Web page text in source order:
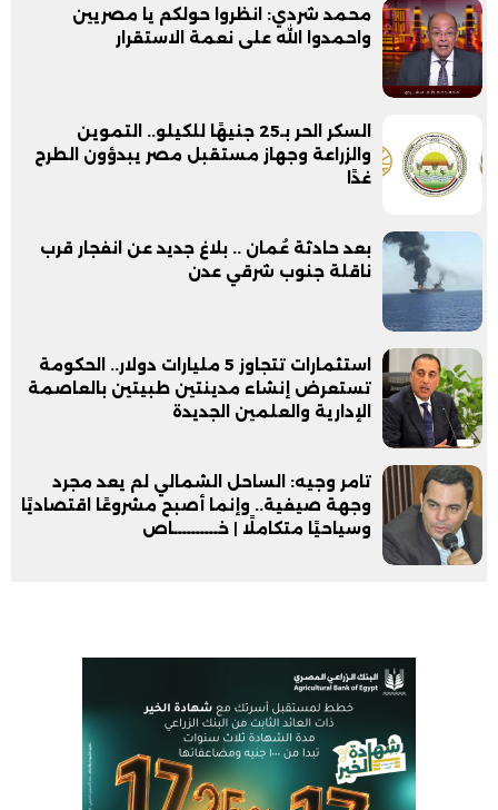
محمد شردي: انظروا حولكم يا مصريين
واحمدوا الله على نعمة الاستقرار
السكر الحر بـ25 جنيهًا للكيلو.. التموين
والزراعة وجهاز مستقبل مصر يبدؤون الطرح
غدًا
بعد حادثة عُمان .. بلاغ جديد عن انفجار قرب
ناقلة جنوب شرقي عدن
استثمارات تتجاوز 5 مليارات دولار.. الحكومة
تستعرض إنشاء مدينتين طبيتين بالعاصمة
الإدارية والعلمين الجديدة
تامر وجيه: الساحل الشمالي لم يعد مجرد
وجهة صيفية.. وإنما أصبح مشروعًا اقتصاديًا
وسياحيًا متكاملًا | خــــــــــاص